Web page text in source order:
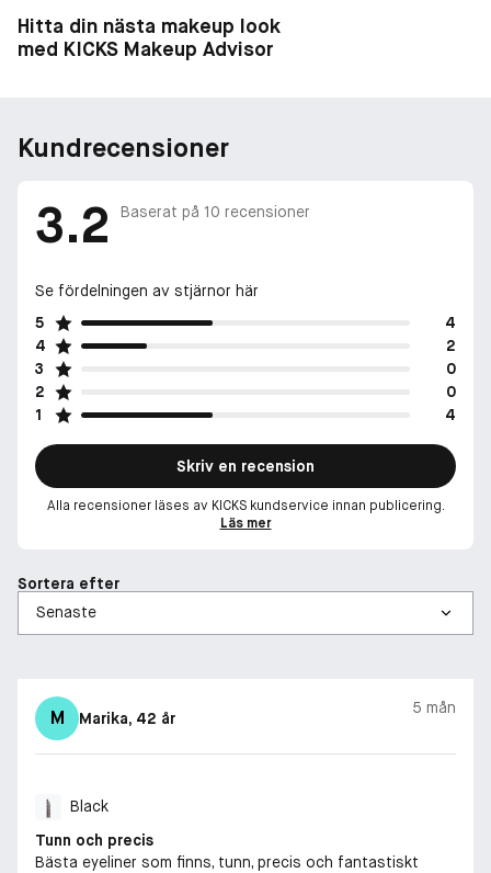
Hitta din nästa makeup look
med KICKS Makeup Advisor
Kundrecensioner
3.2 Baserat på 10 recensioner
Se fördelningen av stjärnor här
5
4
4
2
3
0
2
0
1
4
Skriv en recension
Alla recensioner läses av KICKS kundservice innan publicering.
Läs mer
Sortera efter
M Marika, 42 år
5 mån
Black
Tunn och precis
Bästa eyeliner som finns, tunn, precis och fantastiskt